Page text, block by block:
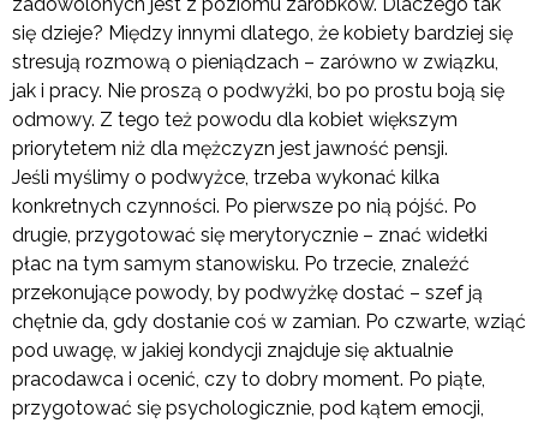
się dzieje? Między innymi dlatego, że kobiety bardziej się
stresują rozmową o pieniądzach – zarówno w związku,
jak i pracy. Nie proszą o podwyżki, bo po prostu boją się
odmowy. Z tego też powodu dla kobiet większym
priorytetem niż dla mężczyzn jest jawność pensji.
Jeśli myślimy o podwyżce, trzeba wykonać kilka
konkretnych czynności. Po pierwsze po nią pójść. Po
drugie, przygotować się merytorycznie – znać widełki
płac na tym samym stanowisku. Po trzecie, znaleźć
przekonujące powody, by podwyżkę dostać – szef ją
chętnie da, gdy dostanie coś w zamian. Po czwarte, wziąć
pod uwagę, w jakiej kondycji znajduje się aktualnie
pracodawca i ocenić, czy to dobry moment. Po piąte,
przygotować się psychologicznie, pod kątem emocji,